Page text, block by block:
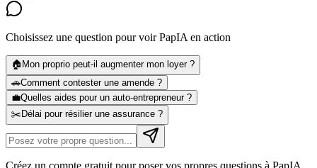
Choisissez une question pour voir PapIA en action
🏠 Mon proprio peut-il augmenter mon loyer ?
🚗Comment contester une amende ?
💼Quelles aides pour un auto-entrepreneur ?
✂️ Délai pour résilier une assurance ?
Créez un compte gratuit pour poser vos propres questions à PapIA